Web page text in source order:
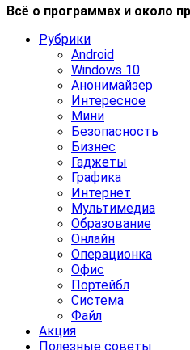
Всё о программах и около
Рубрики
Android
Windows 10
Анонимайзер
Интересное
Мини
Безопасность
Бизнес
Гаджеты
Графика
Интернет
Мультимедиа
Образование
Онлайн
Операционка
Офис
Портейбл
Система
Файл
Акция
Полезные советы